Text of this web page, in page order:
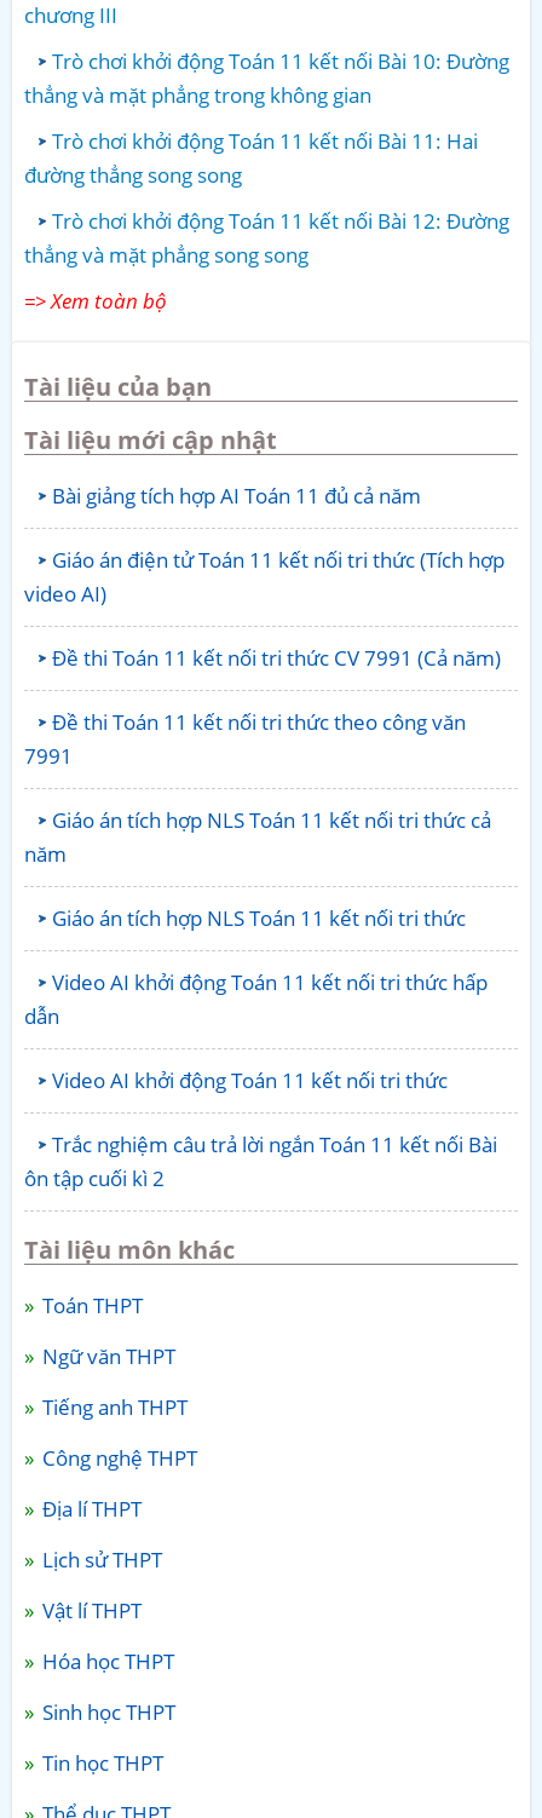
chương III
Trò chơi khởi động Toán 11 kết nối Bài 10: Đường
thẳng và mặt phẳng trong không gian
Trò chơi khởi động Toán 11 kết nối Bài 11: Hai
đường thẳng song song
Trò chơi khởi động Toán 11 kết nối Bài 12: Đường
thẳng và mặt phẳng song song
=> Xem toàn bộ
Tài liệu của bạn
Tài liệu mới cập nhật
Bài giảng tích hợp AI Toán 11 đủ cả năm
Giáo án điện tử Toán 11 kết nối tri thức (Tích hợp
video AI)
Đề thi Toán 11 kết nối tri thức CV 7991 (Cả năm)
Đề thi Toán 11 kết nối tri thức theo công văn
7991
Giáo án tích hợp NLS Toán 11 kết nối tri thức cả
năm
Giáo án tích hợp NLS Toán 11 kết nối tri thức
Video AI khởi động Toán 11 kết nối tri thức hấp
dẫn
Video AI khởi động Toán 11 kết nối tri thức
Trắc nghiệm câu trả lời ngắn Toán 11 kết nối Bài
ôn tập cuối kì 2
Tài liệu môn khác
Toán THPT
Ngữ văn THPT
Tiếng anh THPT
Công nghệ THPT
Địa lí THPT
Lịch sử THPT
Vật lí THPT
Hóa học THPT
Sinh học THPT
Tin học THPT